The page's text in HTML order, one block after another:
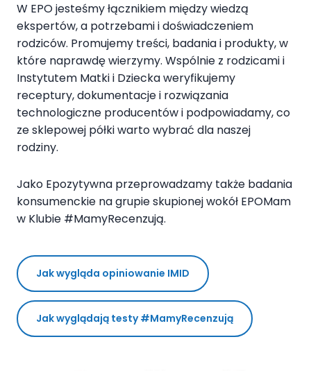
W EPO jesteśmy łącznikiem między wiedzą
ekspertów, a potrzebami i doświadczeniem
rodziców. Promujemy treści, badania i produkty, w
które naprawdę wierzymy. Wspólnie z rodzicami i
Instytutem Matki i Dziecka weryfikujemy
receptury, dokumentacje i rozwiązania
technologiczne producentów i podpowiadamy, co
ze sklepowej półki warto wybrać dla naszej
rodziny.
Jako Epozytywna przeprowadzamy także badania
konsumenckie na grupie skupionej wokół EPOMam
w Klubie #MamyRecenzują.
Jak wygląda opiniowanie IMID
Jak wyglądają testy #MamyRecenzują